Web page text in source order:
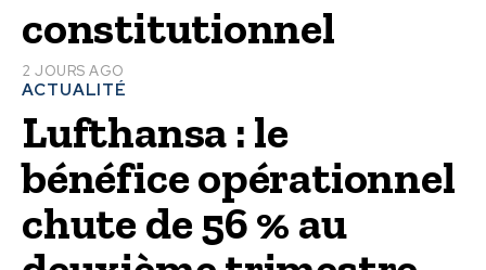
constitutionnel
2 JOURS AGO
ACTUALITÉ
Lufthansa : le
bénéfice opérationnel
chute de 56 % au